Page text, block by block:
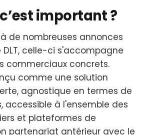
important ?
de nombreuses annonces
celle-ci s'accompagne
commerciaux concrets.
comme une solution
agnostique en termes de
accessible à l'ensemble des
et plateformes de
partenariat antérieur avec le